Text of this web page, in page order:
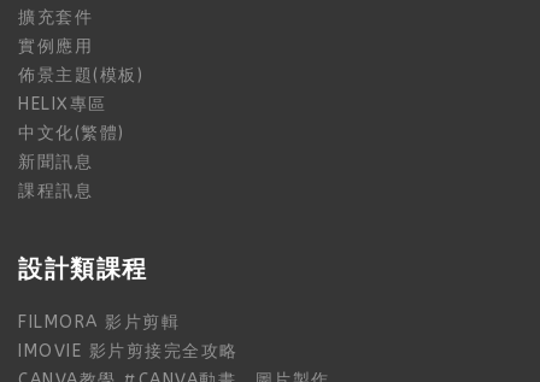
擴充套件
實例應用
佈景主題(模板)
HELIX專區
中文化(繁體)
新聞訊息
課程訊息
設計類課程
FILMORA 影片剪輯
IMOVIE 影片剪接完全攻略